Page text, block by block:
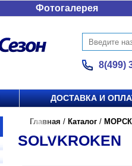
Фотогалерея
8(499)
ДОСТАВКА И
Главная / Каталог /
SOLVKROKEN